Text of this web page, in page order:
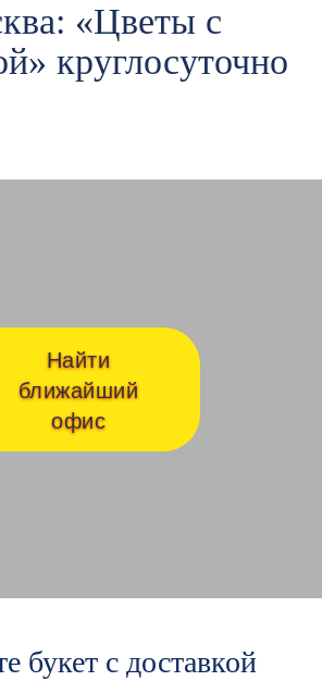
«Цветы c
круглосуточно
Найти
ближайший
офис
букет с доставкой